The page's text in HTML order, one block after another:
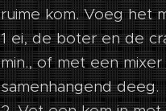
ruime kom. Voeg het
1 ei, de boter en de
min., of met een
samenhangend deeg.